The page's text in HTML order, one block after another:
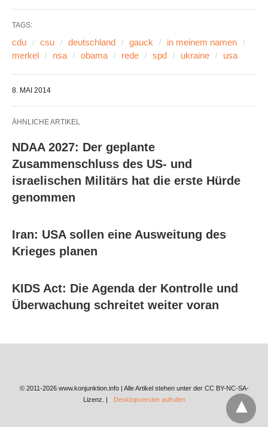
TAGS:
cdu csu deutschland gauck
in meinem namen
merkel
nsa obama rede spd ukraine usa
8. MAI 2014
ÄHNLICHE ARTIKEL
NDAA 2027: Der geplante
Zusammenschluss des US- und
israelischen Militärs hat die erste Hürde
genommen
Iran: USA sollen eine Ausweitung des
Krieges planen
KIDS Act: Die Agenda der Kontrolle und
Überwachung schreitet weiter voran
© 2011-2026 www.konjunktion.info | Alle Artikel stehen unter der CC BY-NC-SA-
Lizenz. |
Desktopversion aufrufen